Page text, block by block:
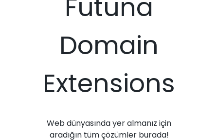
Futuna
Domain
Extensions
Web dünyasında yer almanız için
aradığın tüm çözümler burada!